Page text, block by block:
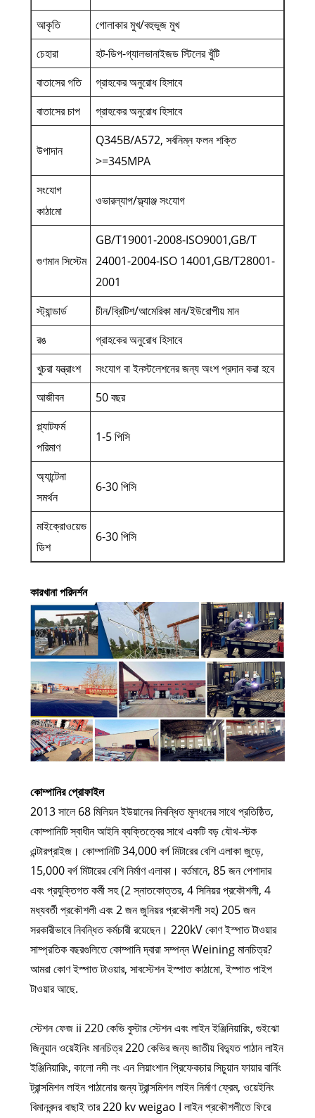
আকৃতি
গোলাকার মুখ/বহুভুজ মুখ
চেহারা
হট-ডিপ-গ্যালভানাইজড স্টিলের খুঁটি
বাতাসের গতি
গ্রাহকের অনুরোধ হিসাবে
বাতাসের চাপ
গ্রাহকের অনুরোধ হিসাবে
উপাদান
Q345B/A572, সর্বনিম্ন ফলন শক্তি
>=345MPA
সংযোগ
কাঠামো
ওভারল্যাপ/ফ্ল্যাঞ্জ সংযোগ
গুণমান সিস্টেম
GB/T19001-2008-ISO9001,GB/T
24001-2004-ISO 14001,GB/T28001-
2001
স্ট্যান্ডার্ড
চীন/ব্রিটিশ/আমেরিকা মান/ইউরোপীয় মান
রঙ
গ্রাহকের অনুরোধ হিসাবে
খুচরা যন্ত্রাংশ
সংযোগ বা ইনস্টলেশনের জন্য অংশ প্রদান করা হবে
আজীবন
50 বছর
প্ল্যাটফর্ম
পরিমাণ
1-5 পিসি
অ্যান্টেনা
সমর্থন
6-30 পিসি
মাইক্রোওয়েভ
ডিশ
6-30 পিসি
কারখানা পরিদর্শন
কোম্পানির প্রোফাইল
2013 সালে 68 মিলিয়ন ইউয়ানের নিবন্ধিত মূলধনের সাথে প্রতিষ্ঠিত,
কোম্পানিটি স্বাধীন আইনি ব্যক্তিত্বের সাথে একটি বড় যৌথ-স্টক
এন্টারপ্রাইজ। কোম্পানিটি 34,000 বর্গ মিটারের বেশি এলাকা জুড়ে,
15,000 বর্গ মিটারের বেশি নির্মাণ এলাকা। বর্তমানে, 85 জন পেশাদার
এবং প্রযুক্তিগত কর্মী সহ (2 স্নাতকোত্তর, 4 সিনিয়র প্রকৌশলী, 4
মধ্যবর্তী প্রকৌশলী এবং 2 জন জুনিয়র প্রকৌশলী সহ) 205 জন
সরকারীভাবে নিবন্ধিত কর্মচারী রয়েছেন। 220kV কোণ ইস্পাত টাওয়ার
সাম্প্রতিক বছরগুলিতে কোম্পানি দ্বারা সম্পন্ন Weining মানচিত্র?
আমরা কোণ ইস্পাত টাওয়ার, সাবস্টেশন ইস্পাত কাঠামো, ইস্পাত পাইপ
টাওয়ার আছে.
স্টেশন ফেজ ii 220 কেভি বুস্টার স্টেশন এবং লাইন ইঞ্জিনিয়ারিং, গুইঝো
জিনুয়ান ওয়েইনিং মানচিত্র 220 কেভির জন্য জাতীয় বিদ্যুত পাঠান লাইন
ইঞ্জিনিয়ারিং, কালো নদী লং এন লিয়াংশান প্রিফেকচার সিচুয়ান ফায়ার বার্নিং
ট্রান্সমিশন লাইন পাঠানোর জন্য ট্রান্সমিশন লাইন নির্মাণ ফ্রেম, ওয়েইনিং
বিমানবন্দর বাছাই তার 220 kv weigao I লাইন প্রকৌশলীতে ফিরে